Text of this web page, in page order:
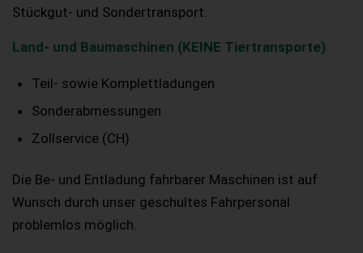
Stückgut- und Sondertransport.
Land- und Baumaschinen (KEINE Tiertransporte)
Teil- sowie Komplettladungen
Sonderabmessungen
Zollservice (CH)
Die Be- und Entladung fahrbarer Maschinen ist auf
Wunsch durch unser geschultes Fahrpersonal
problemlos möglich.